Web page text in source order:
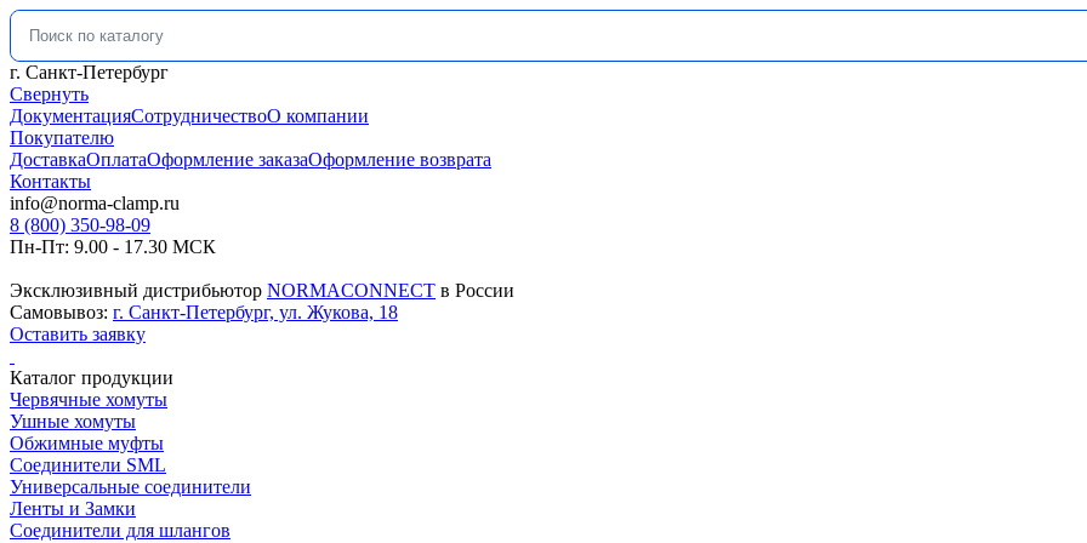
Искать:
г. Санкт-Петербург
Свернуть
ДокументацияСотрудничествоО компании
Покупателю
ДоставкаОплатаОформление заказаОформление возврата
Контакты
info@norma-clamp.ru
8 (800) 350-98-09
Пн-Пт: 9.00 - 17.30 МСК
Эксклюзивный дистрибьютор NORMACONNECT в России
Самовывоз: г. Санкт-Петербург, ул. Жукова, 18
Оставить заявку
Каталог продукции
Червячные хомуты
Ушные хомуты
Обжимные муфты
Соединители SML
Универсальные соединители
Ленты и Замки
Соединители для шлангов